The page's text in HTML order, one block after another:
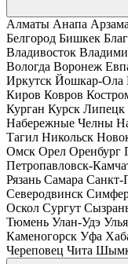
Алматы Анапа
Белгород Бишкек
Владивосток
Вологда Воронеж
Иркутск Йошкар-Ола
Киров Ковров
Курган Курск Липецк
Набережные Челны
Тагил Никольск
Омск Орел Оренбург
Петропавловск-
Рязань Самара Санкт-
Северодвинск
Оскол Сургут
Тюмень Улан-Удэ
Каменогорск Уфа
Череповец Чита